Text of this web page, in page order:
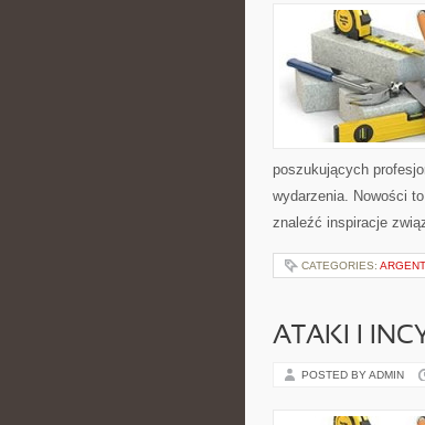
poszukujących
wydarzenia. Nowości
znaleźć inspiracje
CATEGORIES:
ATAKI I
POSTED BY ADMIN